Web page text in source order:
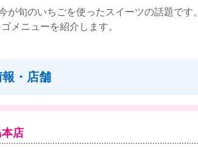
が旬のいちごを使ったスイーツの話題です。
メニューを紹介します。
・店舗
店